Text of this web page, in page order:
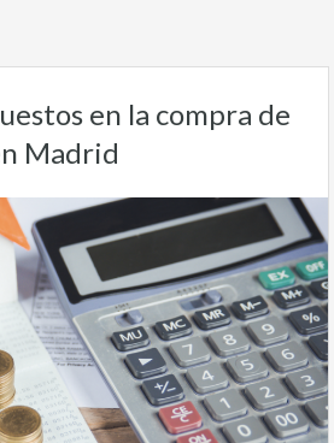
en la compra de
Madrid